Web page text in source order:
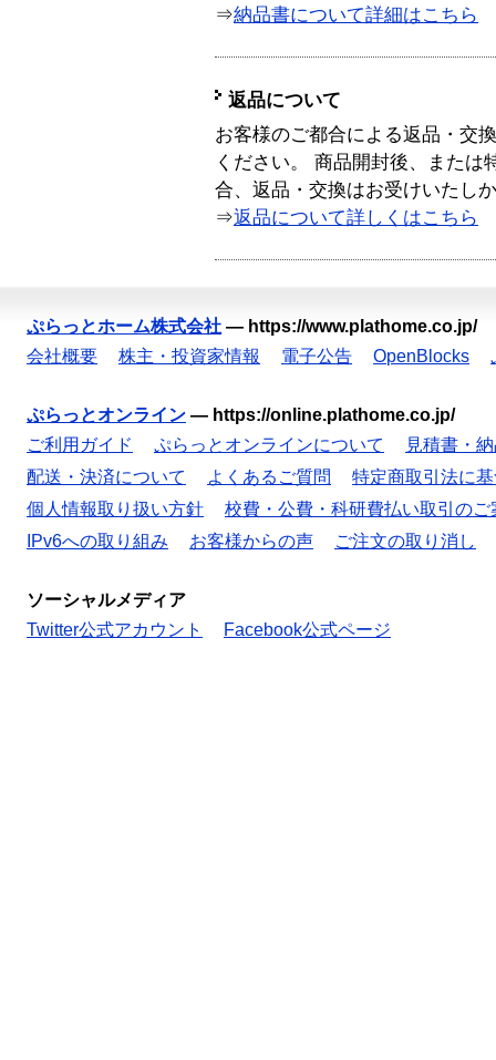
⇒納品書について詳細はこちら
返品について
お客様のご都合による返品・交
ください。 商品開封後、または
合、返品・交換はお受けいたし
⇒返品について詳しくはこちら
ぷらっとホーム株式会社 — https://www.plathome.co.jp/
会社概要
株主・投資家情報 電子公告 OpenBlocks
ぷらっとオンライン — https://online.plathome.co.jp/
ご利用ガイド
ぷらっとオンラインについて
見積書・
配送・決済について
よくあるご質問
特定商取引法に
個人情報取り扱い方針
校費・公費・科研費払い取引のご
IPv6への取り組み
お客様からの声 ご注文の取り消し
ソーシャルメディア
Twitter公式アカウント
Facebook公式ページ